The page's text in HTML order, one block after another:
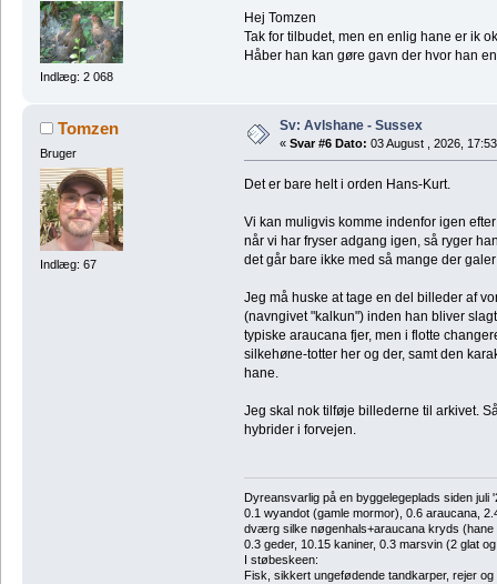
Indlæg: 2 068
Hej Tomzen
Tak for tilbudet, men en enlig hane er ik
Håber han kan gøre gavn der hvor han
Tomzen
Bruger
Indlæg: 67
Sv: Avlshane - Sussex
« Svar #6 Dato: 03 August , 2026,
Det er bare helt i orden Hans-Kurt.
Vi kan muligvis komme indenfor igen
når vi har fryser adgang igen, så ryger
det går bare ikke med så mange der
Jeg må huske at tage en del billeder af
(navngivet "kalkun") inden han bliver
typiske araucana fjer, men i flotte
silkehøne-totter her og der, samt den
hane.
Jeg skal nok tilføje billederne til arkivet.
hybrider i forvejen.
Dyreansvarlig på en byggelegeplads siden juli
0.1 wyandot (gamle mormor), 0.6 araucana,
dværg silke nøgenhals+araucana kryds
0.3 geder, 10.15 kaniner, 0.3 marsvin (2 glat
I støbeskeen:
Fisk, sikkert ungefødende tandkarper, rejer